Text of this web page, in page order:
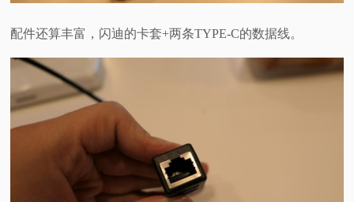
配件还算丰富，闪迪的卡套+两条TYPE-C的数据线。